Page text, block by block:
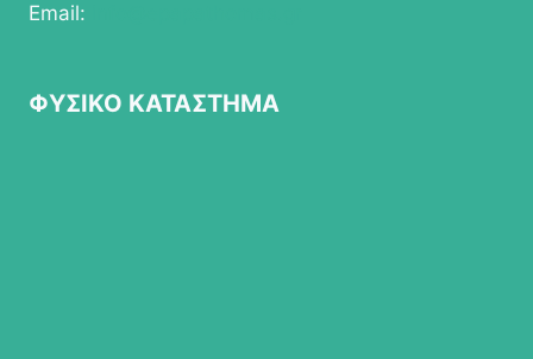
Email:
ΦΥΣΙΚΟ ΚΑΤΑΣΤΗΜΑ